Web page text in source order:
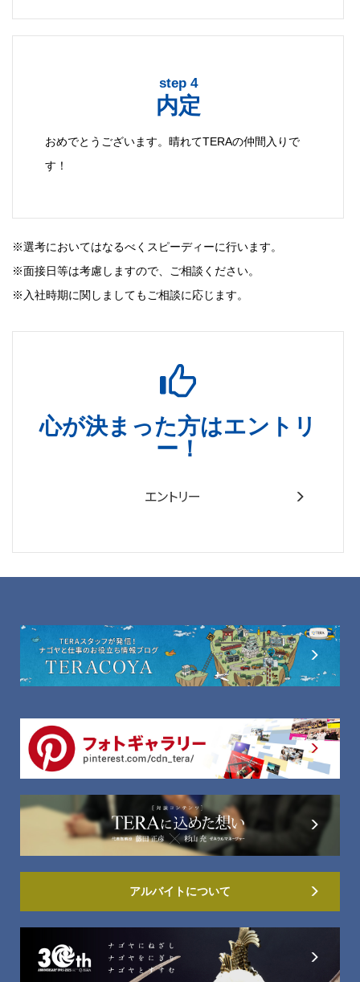
step 4
内定
おめでとうございます。晴れてTERAの仲間入りで
す！
※選考においてはなるべくスピーディーに行います。
※面接日等は考慮しますので、ご相談ください。
※入社時期に関しましてもご相談に応じます。
心が決まった方はエントリ
ー！
エントリー
アルバイトについて